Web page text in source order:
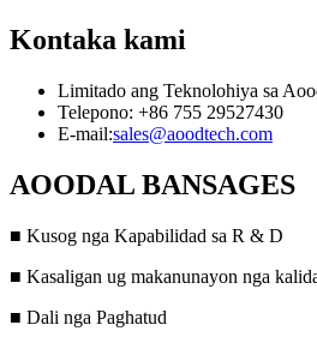
Kontaka kami
Limitado ang Teknolohiya sa
Telepono: +86 755 29527430
E-mail:sales@aoodtech.com
AOODAL BANSAGES
■ Kusog nga Kapabilidad sa R ​​& D
■ Kasaligan ug makanunayon nga
■ Dali nga Paghatud